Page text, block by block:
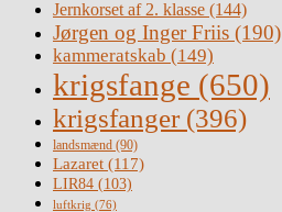
Jernkorset af 2. klasse (144)
Jørgen og Inger Friis (190)
kammeratskab (149)
krigsfange (650)
krigsfanger (396)
landsmænd (90)
Lazaret (117)
LIR84 (103)
luftkrig (76)